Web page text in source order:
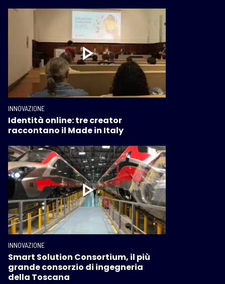
INNOVAZIONE
Identità online: tre creator
raccontano il Made in Italy
INNOVAZIONE
Smart Solution Consortium, il più
grande consorzio di ingegneria
della Toscana